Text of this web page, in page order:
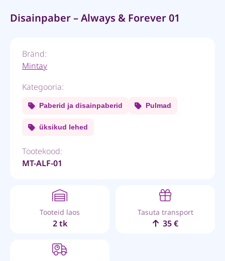
Disainpaber – Always & Forever 01
Bränd:
Mintay
Kategooria:
Paberid ja disainpaberid Pulmad
üksikud lehed
Tootekood:
MT-ALF-01
Tooteid laos
2 tk
Tasuta transport
35 €